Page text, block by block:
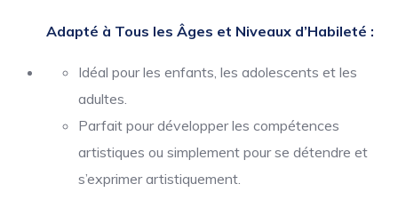
Adapté à Tous les Âges et Niveaux d’Habileté :
Idéal pour les enfants, les adolescents et les
adultes.
Parfait pour développer les compétences
artistiques ou simplement pour se détendre et
s’exprimer artistiquement.